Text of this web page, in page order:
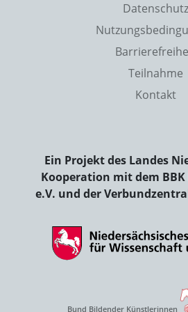
Datenschutz
Teilnahme
Kontakt
Ein Projekt des Landes
Kooperation mit dem BBK
e.V. und der
Bund Bildender Künstlerinnen